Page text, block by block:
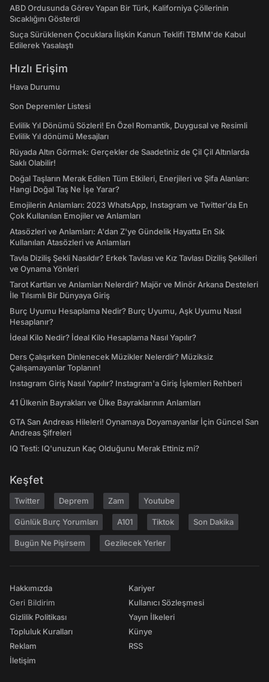
ABD Ordusunda Görev Yapan Bir Türk, Kaliforniya Çöllerinin
Sıcaklığını Gösterdi
Suça Sürüklenen Çocuklara İlişkin Kanun Teklifi TBMM'de Kabul
Edilerek Yasalaştı
Hızlı Erişim
Hava Durumu
Son Depremler Listesi
Evlilik Yıl Dönümü Sözleri! En Özel Romantik, Duygusal ve Resimli
Evlilik Yıl dönümü Mesajları
Rüyada Altın Görmek: Gerçekler de Saadetiniz de Çil Çil Altınlarda
Saklı Olabilir!
Doğal Taşların Merak Edilen Tüm Etkileri, Enerjileri ve Şifa Alanları:
Hangi Doğal Taş Ne İşe Yarar?
Emojilerin Anlamları: 2023 WhatsApp, Instagram ve Twitter'da En
Çok Kullanılan Emojiler ve Anlamları
Atasözleri ve Anlamları: A'dan Z'ye Gündelik Hayatta En Sık
Kullanılan Atasözleri ve Anlamları
Tavla Diziliş Şekli Nasıldır? Erkek Tavlası ve Kız Tavlası Diziliş Şekilleri
ve Oynama Yönleri
Tarot Kartları ve Anlamları Nelerdir? Majör ve Minör Arkana Desteleri
İle Tılsımlı Bir Dünyaya Giriş
Burç Uyumu Hesaplama Nedir? Burç Uyumu, Aşk Uyumu Nasıl
Hesaplanır?
İdeal Kilo Nedir? İdeal Kilo Hesaplama Nasıl Yapılır?
Ders Çalışırken Dinlenecek Müzikler Nelerdir? Müziksiz
Çalışamayanlar Toplanın!
Instagram Giriş Nasıl Yapılır? Instagram'a Giriş İşlemleri Rehberi
41 Ülkenin Bayrakları ve Ülke Bayraklarının Anlamları
GTA San Andreas Hileleri! Oynamaya Doyamayanlar İçin Güncel San
Andreas Şifreleri
IQ Testi: IQ'unuzun Kaç Olduğunu Merak Ettiniz mi?
Keşfet
Twitter Deprem Zam Youtube
Günlük Burç Yorumları A101 Tiktok Son Dakika
Bugün Ne Pişirsem Gezilecek Yerler
Hakkımızda
Geri Bildirim
Gizlilik Politikası
Topluluk Kuralları
Reklam
İletişim
Kariyer
Kullanıcı Sözleşmesi
Yayın İlkeleri
Künye
RSS